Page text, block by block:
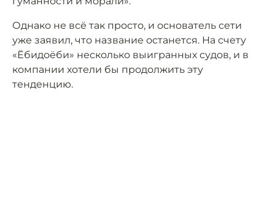
Однако не всё так просто, и основатель сети
уже заявил, что название останется. На счету
«Ёбидоёби» несколько выигранных судов, и в
компании хотели бы продолжить эту
тенденцию.